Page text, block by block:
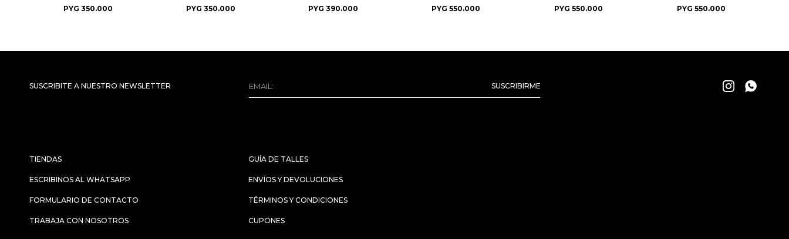
PYG 350.000
PYG 350.000
PYG 390.000
PYG 550.000
PYG 550.000
PYG 550.000
TIENDAS
ESCRIBINOS AL WHATSAPP
FORMULARIO DE CONTACTO
TRABAJA CON NOSOTROS
GUÍA DE TALLES
ENVÍOS Y DEVOLUCIONES
TÉRMINOS Y CONDICIONES
CUPONES
SUSCRIBITE A NUESTRO NEWSLETTER SUSCRIBIRME  